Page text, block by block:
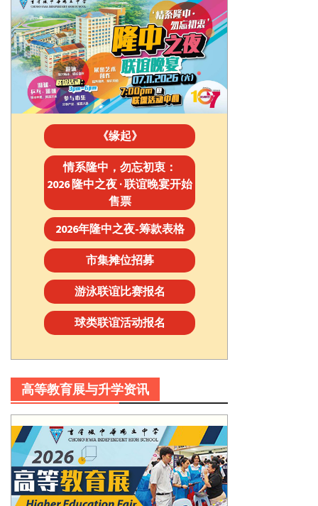
《缘起》
情系隆中，勿忘初衷：
2026 隆中之夜 · 联谊晚宴开始
售票
2026年隆中之夜-筹款表格
市集摊位招募
游泳联谊比赛报名
球类联谊活动报名
高等教育展与升学资讯